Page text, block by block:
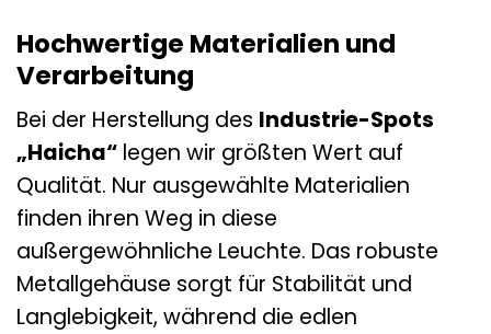
Hochwertige Materialien und
Verarbeitung
Bei der Herstellung des Industrie-Spots
„Haicha“ legen wir größten Wert auf
Qualität. Nur ausgewählte Materialien
finden ihren Weg in diese
außergewöhnliche Leuchte. Das robuste
Metallgehäuse sorgt für Stabilität und
Langlebigkeit, während die edlen